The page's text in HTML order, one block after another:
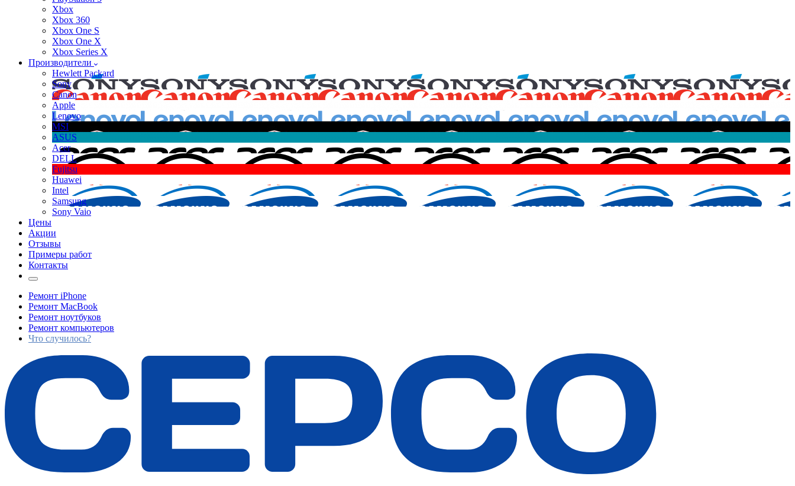
Xbox
Xbox 360
Xbox One S
Xbox One X
Xbox Series X
Производители
Hewlett Packard
Sony
Canon
Apple
Lenovo
MSI
ASUS
Acer
DELL
Fujitsu
Huawei
Intel
Samsung
Sony Vaio
Цены
Акции
Отзывы
Примеры работ
Контакты
Ремонт iPhone
Ремонт MacBook
Ремонт ноутбуков
Ремонт компьютеров
Что случилось?